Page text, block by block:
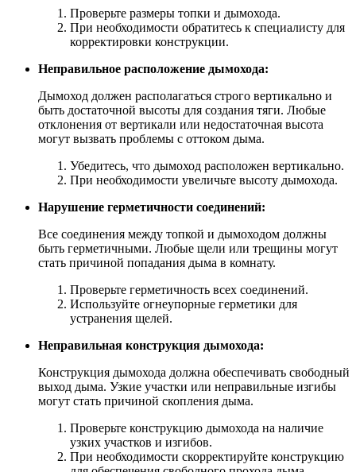
Проверьте размеры топки и дымохода.
При необходимости обратитесь к специалисту для
корректировки конструкции.
Неправильное расположение дымохода:
Дымоход должен располагаться строго вертикально и
быть достаточной высоты для создания тяги. Любые
отклонения от вертикали или недостаточная высота
могут вызвать проблемы с оттоком дыма.
Убедитесь, что дымоход расположен вертикально.
При необходимости увеличьте высоту дымохода.
Нарушение герметичности соединений:
Все соединения между топкой и дымоходом должны
быть герметичными. Любые щели или трещины могут
стать причиной попадания дыма в комнату.
Проверьте герметичность всех соединений.
Используйте огнеупорные герметики для
устранения щелей.
Неправильная конструкция дымохода:
Конструкция дымохода должна обеспечивать свободный
выход дыма. Узкие участки или неправильные изгибы
могут стать причиной скопления дыма.
Проверьте конструкцию дымохода на наличие
узких участков и изгибов.
При необходимости скорректируйте конструкцию